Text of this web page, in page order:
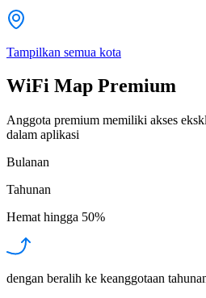
Tampilkan semua kota
WiFi Map Premium
Anggota premium memiliki akses
dalam aplikasi
Bulanan
Tahunan
Hemat hingga 50%
dengan beralih ke keanggotaan